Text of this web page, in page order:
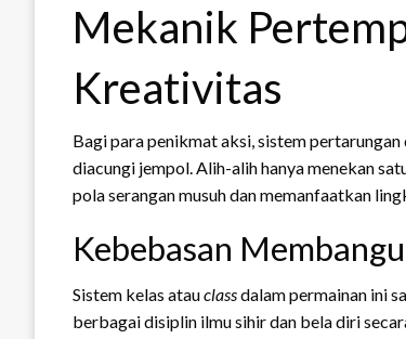
Mekanik
Kreativitas
Bagi para penikmat aksi, sistem
diacungi jempol. Alih-alih hanya menekan
pola serangan musuh dan memanfaatkan
Kebebasan
Sistem kelas atauclassdalam permainan ini
berbagai disiplin ilmu sihir dan bela diri